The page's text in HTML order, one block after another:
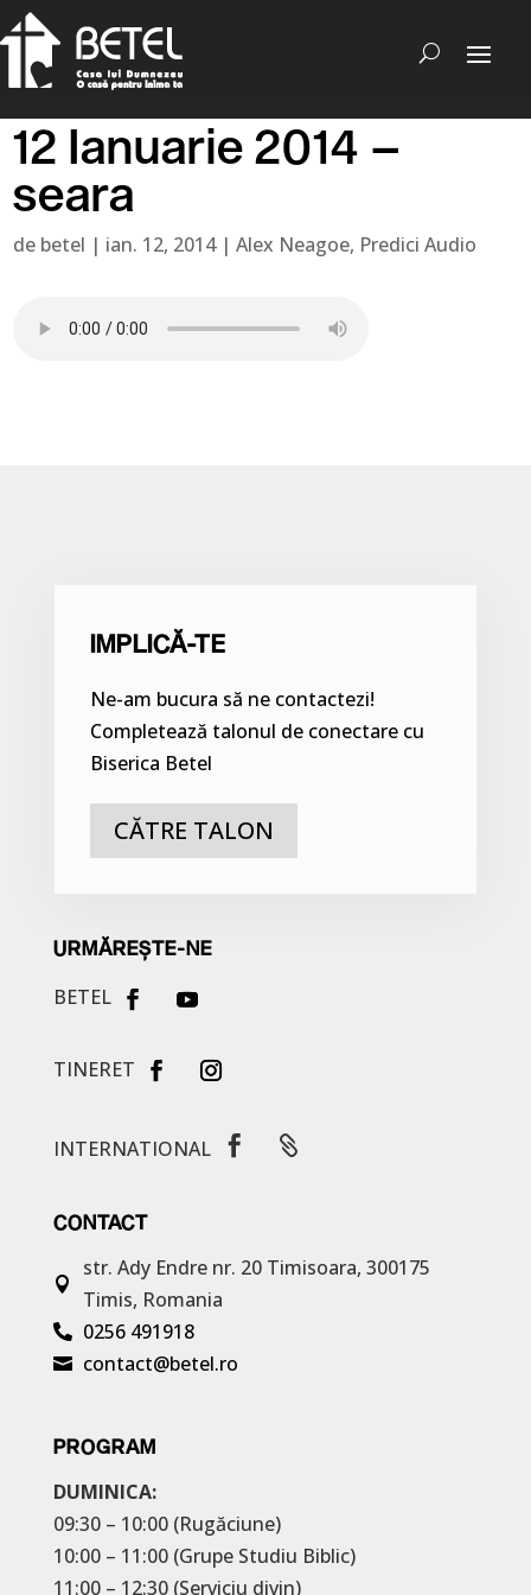
12 Ianuarie 2014 –
seara
de betel | ian. 12, 2014|Alex Neagoe, Predici Audio
IMPLICĂ-TE
Ne-am bucura să ne contactezi!
Completează talonul de conectare cu
Biserica Betel
CĂTRE TALON
URMĂREȘTE-NE
BETEL
TINERET
INTERNATIONAL  
CONTACT

str. Ady Endre nr. 20 Timisoara, 300175
Timis, Romania
 0256 491918
 contact@betel.ro
PROGRAM
DUMINICA:
09:30 – 10:00 (Rugăciune)
10:00 – 11:00 (Grupe Studiu Biblic)
11:00 – 12:30 (Serviciu divin)